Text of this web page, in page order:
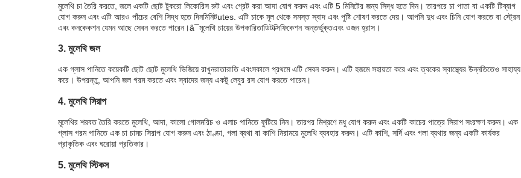
মুলেথি চা তৈরি করতে, জলে একটি ছোট টুকরো লিকোরিস রুট এবং গ্রেট করা আদা যোগ করুন এবং এটি 5 মিনিটের জন্য সিদ্ধ হতে দিন। তারপরে চা পাতা বা একটি টিব্যাগ
যোগ করুন এবং এটি আরও পাঁচের বেশি সিদ্ধ হতে দিনমিনিটutes . এটি চাকে মূল থেকে সমস্ত স্বাদ এবং পুষ্টি শোষণ করতে দেয়। আপনি দুধ এবং চিনি যোগ করতে বা স্ট্রেন
এবং কনকেকশন যেমন আছে সেবন করতে পারেন।â¯মূলেথি চায়ের উপকারিতাডিটক্সিফিকেশন অন্তর্ভুক্তএবং ওজন হ্রাস।
3. মুলেথি জল
এক গ্লাস পানিতে কয়েকটি ছোট ছোট মুলেথি ভিজিয়ে রাখুনরাতারাতি এবংসকালে প্রথমে এটি সেবন করুন। এটি হজমে সহায়তা করে এবং ত্বকের স্বাস্থ্যের উন্নতিতেও সাহায্য
করে। উপরন্তু, আপনি জল গরম করতে এবং স্বাদের জন্য একটু লেবুর রস যোগ করতে পারেন।
4. মুলেথি সিরাপ
মূলেথির শরবত তৈরি করতে মুলেথি, আদা, কালো গোলমরিচ ও এলাচ পানিতে ফুটিয়ে নিন। তারপর মিশ্রণে মধু যোগ করুন এবং একটি কাচের পাত্রে সিরাপ সংরক্ষণ করুন। এক
গ্লাস গরম পানিতে এক চা চামচ সিরাপ যোগ করুন এবং ঠাণ্ডা, গলা ব্যথা বা কাশি নিরাময়ে মুলেথি ব্যবহার করুন। এটি কাশি, সর্দি এবং গলা ব্যথার জন্য একটি কার্যকর
প্রাকৃতিক এবং ঘরোয়া প্রতিকার।
5. মুলেথি স্টিকস